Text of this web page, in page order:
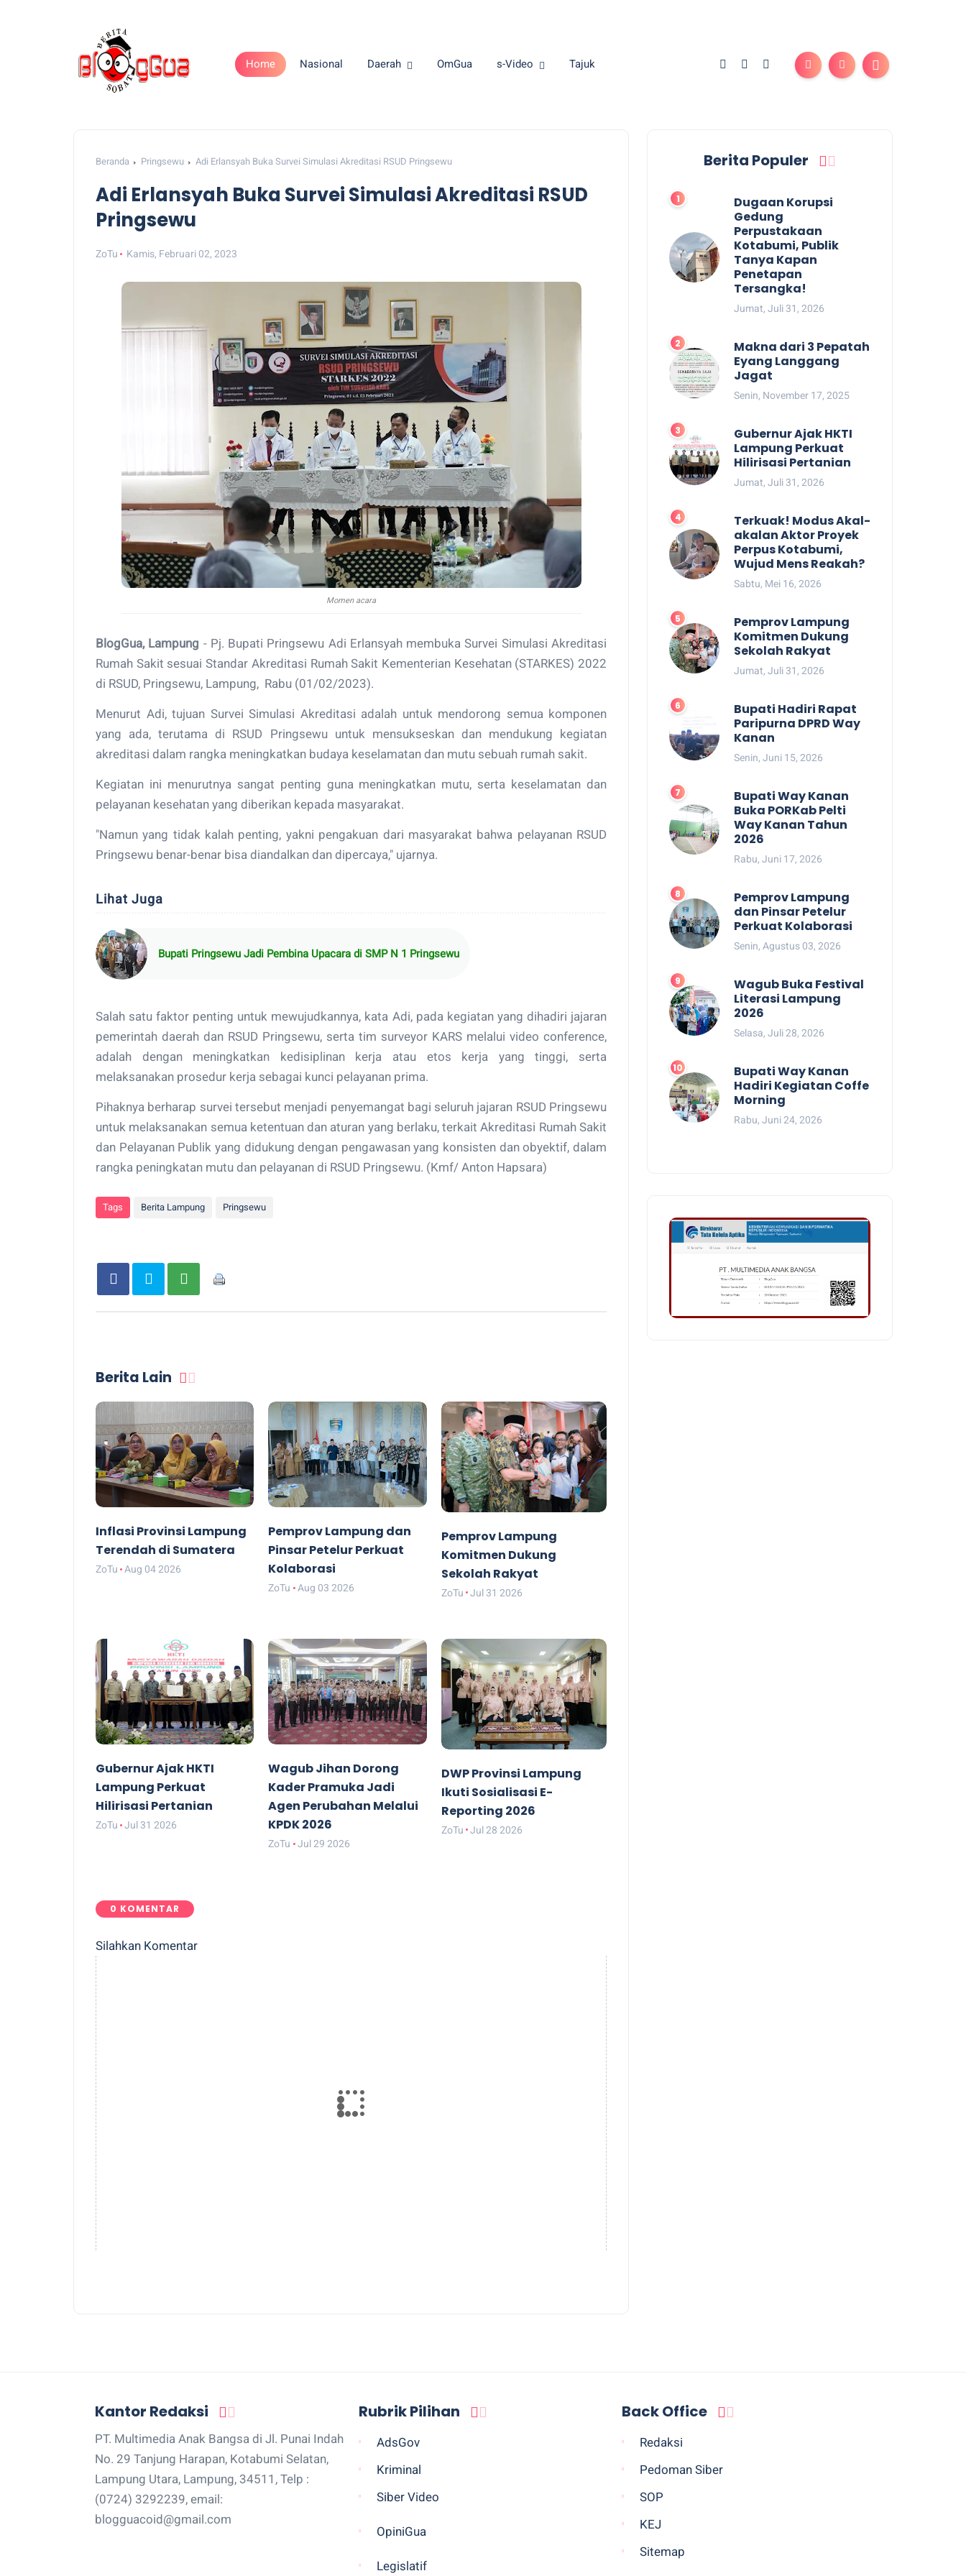
Home Nasional Daerah OmGua s-Video Tajuk
Beranda Pringsewu Adi Erlansyah Buka Survei Simulasi Akreditasi RSUD Pringsewu
Adi Erlansyah Buka Survei Simulasi Akreditasi RSUD
Pringsewu
ZoTu Kamis, Februari 02, 2023
Momen acara
BlogGua, Lampung - Pj. Bupati Pringsewu Adi Erlansyah membuka Survei Simulasi Akreditasi
Rumah Sakit sesuai Sta​ndar Akreditasi Rumah Sakit Kementerian Kesehatan (STARKES) 2022
di RSUD, Pringsewu, Lampung, Rabu (01/02/2023).
Menurut Adi, tujuan Survei Simulasi Akreditasi adalah untuk mendorong semua komponen
yang ada, terutama di RSUD Pringsewu untuk mensukseskan dan mendukung kegiatan
akreditasi dalam rangka meningkatkan budaya keselamatan dan mutu sebuah rumah sakit.
Kegiatan ini menurutnya sangat penting guna meningkatkan mutu, serta keselamat​an dan
pelayanan kesehatan yang diberikan kepada masyarakat.
"Namun yang tidak kalah penting, yakni pengakuan dari masyarakat bahwa pelayanan RSUD
Pringsewu benar-benar bisa diandalkan dan dipercaya," ujarnya.
Lihat Juga
Bupati Pringsewu Jadi Pembina Upacara di SMP N 1 Pringsewu
Salah satu faktor penting untuk mewujudkannya, kata Adi, pada kegiatan yang dihadiri jajaran
pemerintah daerah dan RSUD Pringsewu, serta tim surveyor KARS melalui video conference,
adalah dengan meningkatkan kedisiplinan kerja atau etos kerja yang tinggi, serta
melaksanakan prosedur kerja sebagai kunci pelayanan prima.
Pihaknya berharap survei tersebut menjadi penyemangat bagi seluruh jajaran RSUD Pringsewu
untuk melaksanakan semua ketentuan dan aturan yang berlaku, terkait Akreditasi Rumah Sakit
dan Pelayanan Publik yang didukung dengan pengawasan yang konsisten dan obyektif, dalam
rangka peningkatan mutu dan pelayanan di RSUD Pringsewu. (Kmf/ Anton Hapsara)
Tags Berita Lampung Pringsewu
Berita Lain
Inflasi Provinsi Lampung
Terendah di Sumatera
ZoTu Aug 04 2026
Pemprov Lampung dan
Pinsar Petelur Perkuat
Kolaborasi
ZoTu Aug 03 2026
Pemprov Lampung
Komitmen Dukung
Sekolah Rakyat
ZoTu Jul 31 2026
Gubernur Ajak HKTI
Lampung Perkuat
Hilirisasi Pertanian
ZoTu Jul 31 2026
Wagub Jihan Dorong
Kader Pramuka Jadi
Agen Perubahan Melalui
KPDK 2026
ZoTu Jul 29 2026
DWP Provinsi Lampung
Ikuti Sosialisasi E-
Reporting 2026
ZoTu Jul 28 2026
0 KOMENTAR
Silahkan Komentar
Berita Populer
Dugaan Korupsi
Gedung
Perpustakaan
Kotabumi, Publik
Tanya Kapan
Penetapan
Tersangka!
Jumat, Juli 31, 2026
Makna dari 3 Pepatah
Eyang Langgang
Jagat
Senin, November 17, 2025
Gubernur Ajak HKTI
Lampung Perkuat
Hilirisasi Pertanian
Jumat, Juli 31, 2026
Terkuak! Modus Akal-
akalan Aktor Proyek
Perpus Kotabumi,
Wujud Mens Reakah?
Sabtu, Mei 16, 2026
Pemprov Lampung
Komitmen Dukung
Sekolah Rakyat
Jumat, Juli 31, 2026
Bupati Hadiri Rapat
Paripurna DPRD Way
Kanan
Senin, Juni 15, 2026
Bupati Way Kanan
Buka PORKab Pelti
Way Kanan Tahun
2026
Rabu, Juni 17, 2026
Pemprov Lampung
dan Pinsar Petelur
Perkuat Kolaborasi
Senin, Agustus 03, 2026
Wagub Buka Festival
Literasi Lampung
2026
Selasa, Juli 28, 2026
Bupati Way Kanan
Hadiri Kegiatan Coffe
Morning
Rabu, Juni 24, 2026
Kantor Redaksi
PT. Multimedia Anak Bangsa di Jl. Punai Indah
No. 29 Tanjung Harapan, Kotabumi Selatan,
Lampung Utara, Lampung, 34511, Telp :
(0724) 3292239, email:
blogguacoid@gmail.com
Rubrik Pilihan
AdsGov
Kriminal
Siber Video
OpiniGua
Legislatif
Back Office
Redaksi
Pedoman Siber
SOP
KEJ
Sitemap